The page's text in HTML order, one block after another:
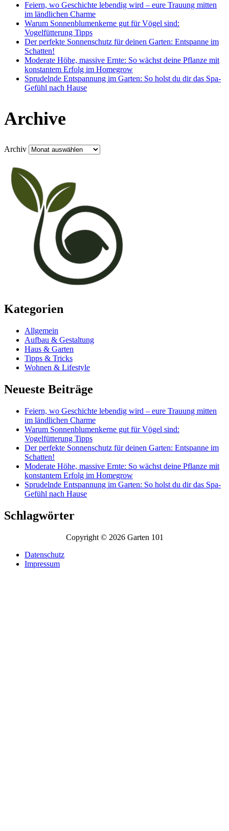
Feiern, wo Geschichte lebendig wird – eure Trauung mitten
im ländlichen Charme
Warum Sonnenblumenkerne gut für Vögel sind:
Vogelfütterung Tipps
Der perfekte Sonnenschutz für deinen Garten: Entspanne im
Schatten!
Moderate Höhe, massive Ernte: So wächst deine Pflanze mit
konstantem Erfolg im Homegrow
Sprudelnde Entspannung im Garten: So holst du dir das Spa-
Gefühl nach Hause
Archive
Archiv
Kategorien
Allgemein
Aufbau & Gestaltung
Haus & Garten
Tipps & Tricks
Wohnen & Lifestyle
Neueste Beiträge
Feiern, wo Geschichte lebendig wird – eure Trauung mitten
im ländlichen Charme
Warum Sonnenblumenkerne gut für Vögel sind:
Vogelfütterung Tipps
Der perfekte Sonnenschutz für deinen Garten: Entspanne im
Schatten!
Moderate Höhe, massive Ernte: So wächst deine Pflanze mit
konstantem Erfolg im Homegrow
Sprudelnde Entspannung im Garten: So holst du dir das Spa-
Gefühl nach Hause
Schlagwörter
Copyright © 2026 Garten 101
Datenschutz
Impressum